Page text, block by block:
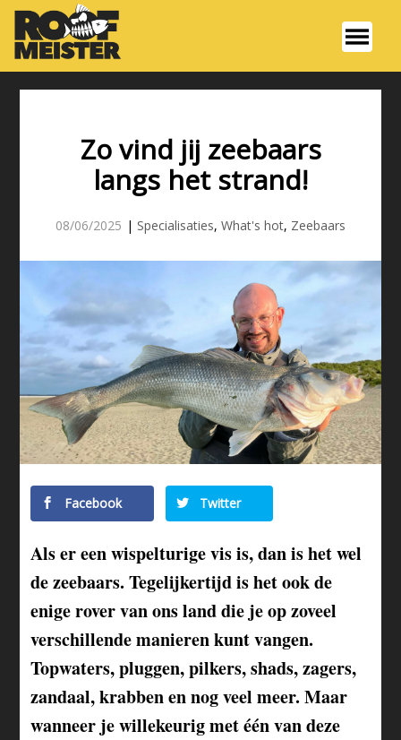
Zo vind jij zeebaars
langs het strand!
08/06/2025 | Specialisaties, What's hot, Zeebaars
Facebook Twitter
Als er een wispelturige vis is, dan is het wel
de zeebaars. Tegelijkertijd is het ook de
enige rover van ons land die je op zoveel
verschillende manieren kunt vangen.
Topwaters, pluggen, pilkers, shads, zagers,
zandaal, krabben en nog veel meer. Maar
wanneer je willekeurig met één van deze